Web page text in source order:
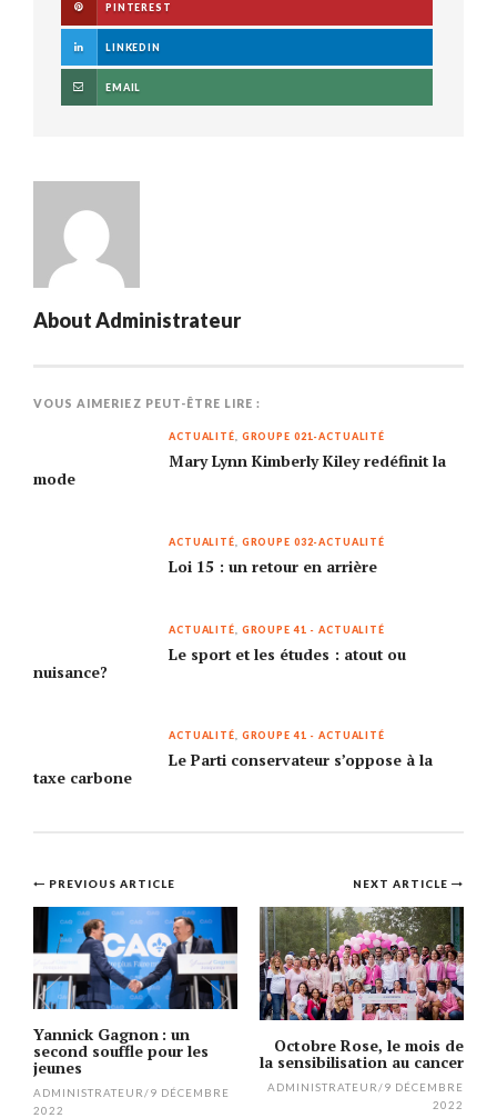
PINTEREST
LINKEDIN
EMAIL
AboutAdministrateur
VOUS AIMERIEZ PEUT-ÊTRE LIRE :
ACTUALITÉ GROUPE 021-ACTUALITÉ
Mary Lynn Kimberly Kiley redéfinit la
mode
ACTUALITÉ GROUPE 032-ACTUALITÉ
Loi 15 : un retour en arrière
ACTUALITÉ GROUPE 41 - ACTUALITÉ
Le sport et les études : atout ou
nuisance?
ACTUALITÉ GROUPE 41 - ACTUALITÉ
Le Parti conservateur s’oppose à la
taxe carbone
Post
navigation
NEXT ARTICLE
Octobre Rose, le mois de
la sensibilisation au cancer
ADMINISTRATEUR/9 DÉCEMBRE
2022
PREVIOUS ARTICLE
Yannick Gagnon : un
second souffle pour les
jeunes
ADMINISTRATEUR/9 DÉCEMBRE
2022